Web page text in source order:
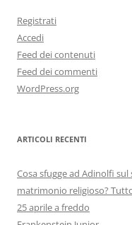
Registrati
Accedi
Feed dei contenuti
Feed dei commenti
WordPress.org
ARTICOLI RECENTI
Cosa sfugge ad Adinolfi
matrimonio religioso?
25 aprile a freddo